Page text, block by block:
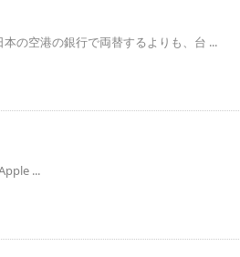
の空港の銀行で両替するよりも、台 ...
...